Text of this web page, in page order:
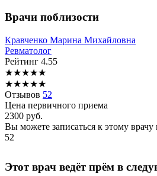
Врачи поблизости
Кравченко Марина Михайловна
Ревматолог
Рейтинг 4.55
★★★★★
★★★★★
Отзывов 52
Цена первичного приема
2300 руб.
Вы можете записаться к этому врачу
52
Этот врач ведёт прём в